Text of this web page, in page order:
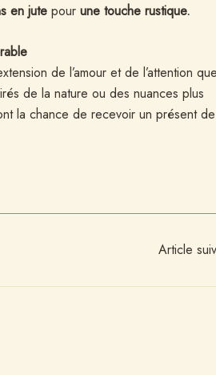
en jute pour une touche rustique.
de l’amour et de l’attention que
de la nature ou des nuances plus
la chance de recevoir un présent de
Article